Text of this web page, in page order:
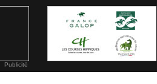
Publicité